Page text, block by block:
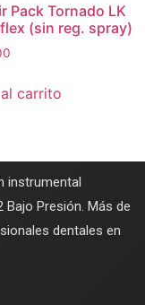
Pack Tornado LK
(sin reg. spray)
carrito
instrumental
Presión. Más de
dentales en